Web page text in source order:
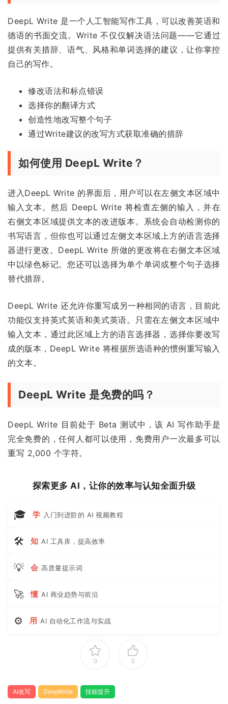
DeepL Write 是一个人工智能写作工具，可以改善英语和
德语的书面交流。Write 不仅仅解决语法问题——它通过
提供有关措辞、语气、风格和单词选择的建议，让你掌控
自己的写作。
修改语法和标点错误
选择你的翻译方式
创造性地改写整个句子
通过Write建议的改写方式获取准确的措辞
如何使用 DeepL Write？
进入DeepL Write 的界面后，用户可以在左侧文本区域中
输入文本。然后 DeepL Write 将检查左侧的输入，并在
右侧文本区域提供文本的改进版本。系统会自动检测你的
书写语言，但你也可以通过左侧文本区域上方的语言选择
器进行更改。DeepL Write 所做的更改将在右侧文本区域
中以绿色标记。您还可以选择为单个单词或整个句子选择
替代措辞。
DeepL Write 还允许你重写成另一种相同的语言，目前此
功能仅支持英式英语和美式英语。只需在左侧文本区域中
输入文本，通过此区域上方的语言选择器，选择你要改写
成的版本，DeepL Write 将根据所选语种的惯例重写输入
的文本。
DeepL Write 是免费的吗？
DeepL Write 目前处于 Beta 测试中，该 AI 写作助手是
完全免费的，任何人都可以使用，免费用户一次最多可以
重写 2,000 个字符。
探索更多 AI，让你的效率与认知全面升级
🎓 学 入门到进阶的 AI 视频教程
🛠 知 AI 工具库，提高效率
💡 会 高质量提示词
🚀 懂 AI 商业趋势与前沿
⚙ 用 AI 自动化工作流与实战
0 0
AI改写 DeepWrite 技能提升